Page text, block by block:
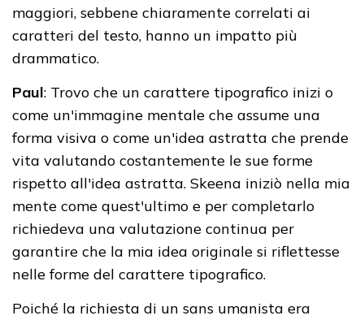
maggiori, sebbene chiaramente correlati ai
caratteri del testo, hanno un impatto più
drammatico.
Paul: Trovo che un carattere tipografico inizi o
come un'immagine mentale che assume una
forma visiva o come un'idea astratta che prende
vita valutando costantemente le sue forme
rispetto all'idea astratta. Skeena iniziò nella mia
mente come quest'ultimo e per completarlo
richiedeva una valutazione continua per
garantire che la mia idea originale si riflettesse
nelle forme del carattere tipografico.
Poiché la richiesta di un sans umanista era